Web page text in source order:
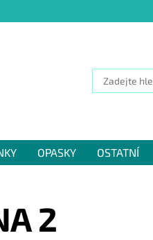
OPASKY OSTATNÍ
2